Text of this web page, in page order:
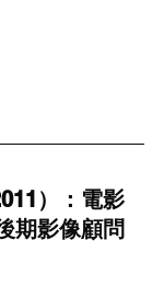
）：電影
期影像顧問